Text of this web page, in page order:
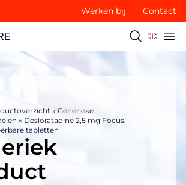
Werken bij Contact
» Generieke
» Desloratadine 2,5 mg Focus,
tabletten